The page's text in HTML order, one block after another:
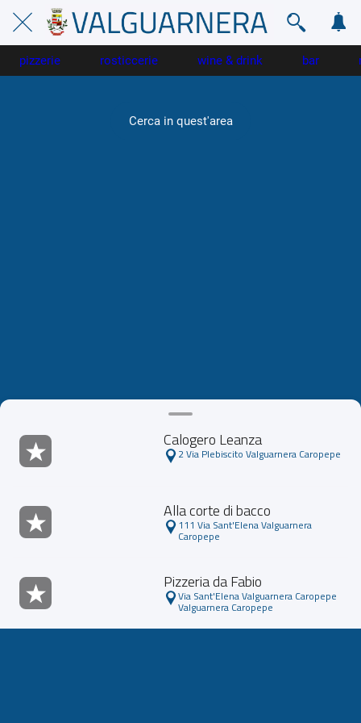
pizzerie rosticcerie wine & drink bar
Calogero Leanza
2 Via Plebiscito Valguarnera Caropepe
Alla corte di bacco
111 Via Sant'Elena Valguarnera
Caropepe
Pizzeria da Fabio
Via Sant'Elena Valguarnera Caropepe
Valguarnera Caropepe
Cerca in quest'area